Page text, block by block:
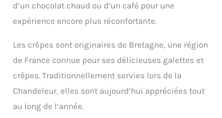
d’un chocolat chaud ou d’un café pour une
expérience encore plus réconfortante.
Les crêpes sont originaires de Bretagne, une région
de France connue pour ses délicieuses galettes et
crêpes. Traditionnellement servies lors de la
Chandeleur, elles sont aujourd’hui appréciées tout
au long de l’année.